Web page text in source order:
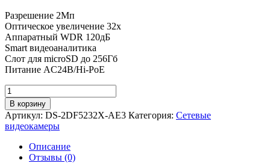
Разрешение 2Мп
Оптическое увеличение 32х
Аппаратный WDR 120дБ
Smart видеоаналитика
Слот для microSD до 256Гб
Питание AC24В/Hi-PoE
Количество
товара
2Мп
скоростная
поворотная
камера
В корзину
Артикул: DS-2DF5232X-AE3 Категория: Сетевые
видеокамеры
Описание
Отзывы (0)